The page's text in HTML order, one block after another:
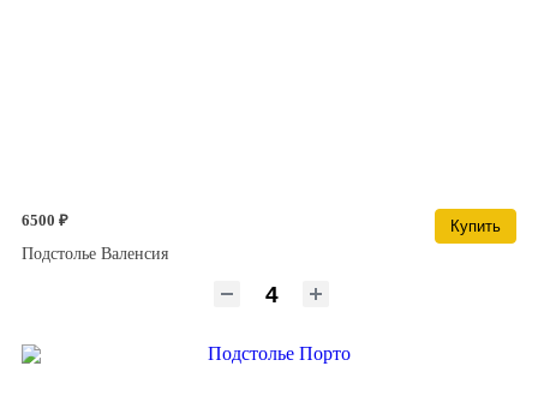
6500 ₽
Купить
Подстолье Валенсия